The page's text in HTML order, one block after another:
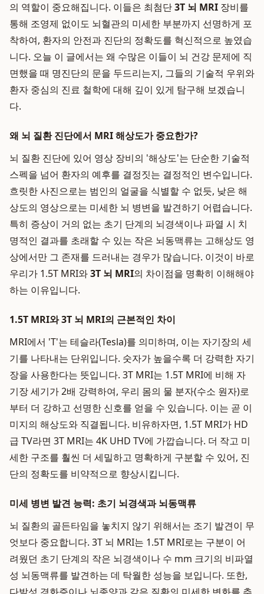
의 역할이 중요해집니다. 이들은 최첨단3T 뇌 MRI 장비를
통해 조영제 없이도 뇌혈관의 미세한 부분까지 선명하게 포
착하여, 환자의 안전과 진단의 정확도를 혁신적으로 높였습
니다. 오늘 이 글에서는 왜 수많은 이들이 뇌 건강 문제에 직
면했을 때 명진단의 문을 두드리는지, 그들의 기술적 우위와
환자 중심의 진료 철학에 대해 깊이 있게 탐구해 보겠습니
다.
왜 뇌 질환 진단에서 MRI 해상도가 중요한가?
뇌 질환 진단에 있어 영상 장비의 '해상도'는 단순한 기술적
스펙을 넘어 환자의 예후를 결정짓는 결정적인 변수입니다.
흐릿한 사진으로는 범인의 얼굴을 식별할 수 없듯, 낮은 해
상도의 영상으로는 미세한 뇌 병변을 발견하기 어렵습니다.
특히 증상이 거의 없는 초기 단계의 뇌경색이나 파열 시 치
명적인 결과를 초래할 수 있는 작은 뇌동맥류는 고해상도 영
상에서만 그 존재를 드러내는 경우가 많습니다. 이것이 바로
우리가 1.5T MRI와3T 뇌 MRI의 차이점을 명확히 이해해야
하는 이유입니다.
1.5T MRI와 3T 뇌 MRI의 근본적인 차이
MRI에서 'T'는 테슬라(Tesla)를 의미하며, 이는 자기장의 세
기를 나타내는 단위입니다. 숫자가 높을수록 더 강력한 자기
장을 사용한다는 뜻입니다. 3T MRI는 1.5T MRI에 비해 자
기장 세기가 2배 강력하여, 우리 몸의 물 분자(수소 원자)로
부터 더 강하고 선명한 신호를 얻을 수 있습니다. 이는 곧 이
미지의 해상도와 직결됩니다. 비유하자면, 1.5T MRI가 HD
급 TV라면 3T MRI는 4K UHD TV에 가깝습니다. 더 작고 미
세한 구조를 훨씬 더 세밀하고 명확하게 구분할 수 있어, 진
단의 정확도를 비약적으로 향상시킵니다.
미세 병변 발견 능력: 초기 뇌경색과 뇌동맥류
뇌 질환의 골든타임을 놓치지 않기 위해서는 조기 발견이 무
엇보다 중요합니다. 3T 뇌 MRI는 1.5T MRI로는 구분이 어
려웠던 초기 단계의 작은 뇌경색이나 수 mm 크기의 비파열
성 뇌동맥류를 발견하는 데 탁월한 성능을 보입니다. 또한,